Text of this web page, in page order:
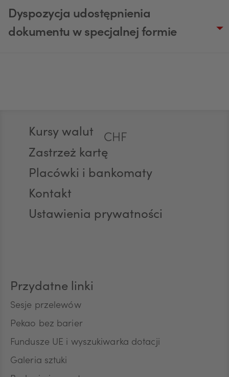
Dyspozycja udostępnienia
dokumentu w specjalnej formie
Kursy walut CHF
AED
AUD
JPY
Zastrzeż kartę
Placówki i bankomaty
Kontakt
Ustawienia prywatności
Przydatne linki
Sesje przelewów
Pekao bez barier
Fundusze UE i wyszukiwarka dotacji
Galeria sztuki